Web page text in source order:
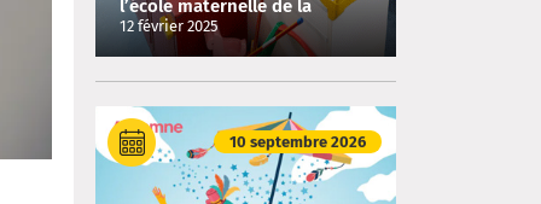
l’école maternelle de la
commune de Reynés
12 février 2025
10 septembre 2026